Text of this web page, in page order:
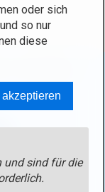
Wanderung um
oder sich
so nur
diese
und sind für die